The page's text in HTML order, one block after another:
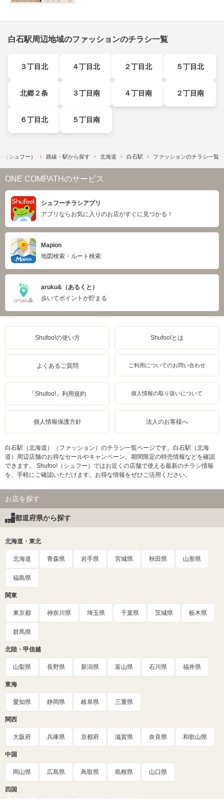
白石駅周辺地域のファッションのチラシ一覧
３丁目北 ４丁目北 ２丁目北 ５丁目北
北郷２条 ３丁目南 ４丁目南 ２丁目南
６丁目北 ５丁目南
シュフー） 路線・駅から探す 北海道 白石駅 ファッションのチラシ一覧
ONE COMPATHのサービス
シュフーチラシアプリ
アプリならお気に入りのお店がすぐに見つかる！
Mapion
地図検索・ルート検索
aruku&（あるくと）
歩いてポイントが貯まる
Shufoo!の使い方 Shufoo!とは
よくあるご質問 ご利用についてのお問い合わせ
「Shufoo!」利用規約 個人情報の取り扱いについて
個人情報保護方針 法人のお客様へ
白石駅（北海道）（ファッション）のチラシ一覧ページです。白石駅（北海
道）周辺店舗のお得なセールやキャンペーン、期間限定の特売情報などを確認
できます。 Shufoo!（シュフー）ではお近くの店舗で使える最新のチラシ情報
を、手軽にご確認いただけます。お得な情報をぜひご活用ください。
お店を探す
都道府県から探す
北海道・東北
北海道 青森県 岩手県 宮城県 秋田県 山形県
福島県
関東
東京都 神奈川県 埼玉県 千葉県 茨城県 栃木県
群馬県
北陸・甲信越
山梨県 長野県 新潟県 富山県 石川県 福井県
東海
愛知県 静岡県 岐阜県 三重県
関西
大阪府 兵庫県 京都府 滋賀県 奈良県 和歌山県
中国
岡山県 広島県 鳥取県 島根県 山口県
四国